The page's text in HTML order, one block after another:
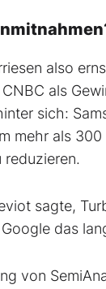
also
als
sich:
mehr als
reduzieren.
sagte,
das
von